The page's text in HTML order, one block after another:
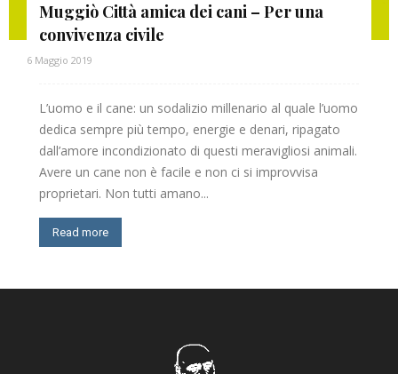
Muggiò Città amica dei cani – Per una
convivenza civile
6 Maggio 2019
L’uomo e il cane: un sodalizio millenario al quale l’uomo
dedica sempre più tempo, energie e denari, ripagato
dall’amore incondizionato di questi meravigliosi animali.
Avere un cane non è facile e non ci si improvvisa
proprietari. Non tutti amano...
Read more